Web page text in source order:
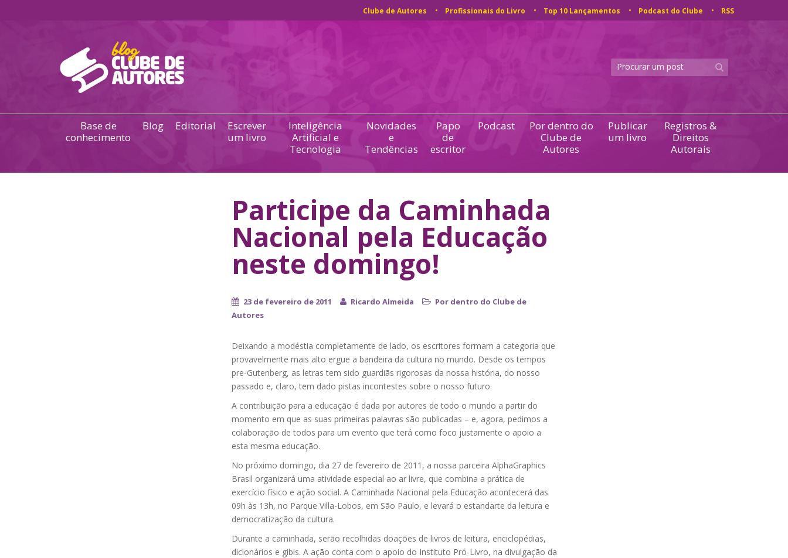
Clube de Autores Profissionais do Livro Top 10 Lançamentos Podcast do Clube RSS
Base de
conhecimento
Blog Editorial
Escrever
um livro
Inteligência
Artificial e
Tecnologia
Novidades
e
Tendências
Papo
de
escritor
Podcast
Por dentro do
Clube de
Autores
Publicar
um livro
Registros &
Direitos
Autorais
Participe da Caminhada
Nacional pela Educação
neste domingo!
23 de fevereiro de 2011 Ricardo Almeida
Por dentro do Clube de
Autores
Deixando a modéstia completamente de lado, os escritores formam a categoria que
provavelmente mais alto ergue a bandeira da cultura no mundo. Desde os tempos
pre-Gutenberg, as letras tem sido guardiãs rigorosas da nossa história, do nosso
passado e, claro, tem dado pistas incontestes sobre o nosso futuro.
A contribuição para a educação é dada por autores de todo o mundo a partir do
momento em que as suas primeiras palavras são publicadas – e, agora, pedimos a
colaboração de todos para um evento que terá como foco justamente o apoio a
esta mesma educação.
No próximo domingo, dia 27 de fevereiro de 2011, a nossa parceira AlphaGraphics
Brasil organizará uma atividade especial ao ar livre, que combina a prática de
exercício físico e ação social. A Caminhada Nacional pela Educação acontecerá das
09h às 13h, no Parque Villa-Lobos, em São Paulo, e levará o estandarte da leitura e
democratização da cultura.
Durante a caminhada, serão recolhidas doações de livros de leitura, enciclopédias,
dicionários e gibis. A ação conta com o apoio do Instituto Pró-Livro, na divulgação da